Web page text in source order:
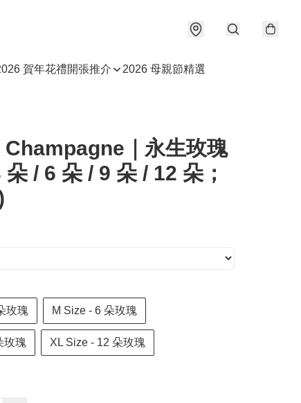
賀年花禮開張推介
2026 母親節精選
｜永生玫瑰
/ 6 朵 / 9 朵 / 12 朵；
玫瑰 M Size - 6 朵玫瑰
玫瑰 XL Size - 12 朵玫瑰